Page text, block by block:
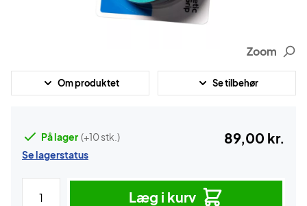
Zoom
Om produktet Se tilbehør
På lager (+10 stk.)
Se lagerstatus
89,00 kr.
Læg i kurv